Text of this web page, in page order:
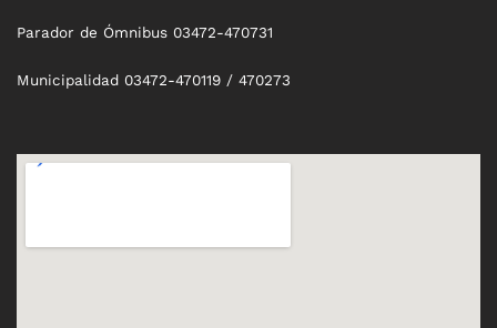
Parador de Ómnibus 03472-470731
Municipalidad 03472-470119 / 470273